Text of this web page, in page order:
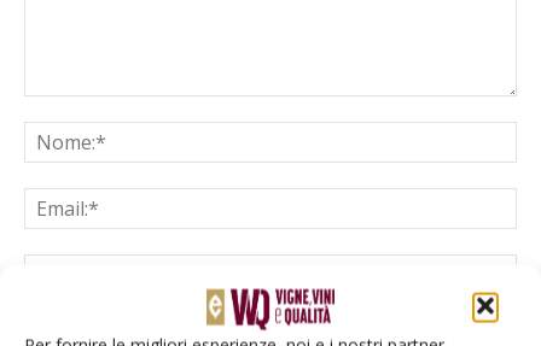
Salva il mio nome, email e sito web in questo browser per la